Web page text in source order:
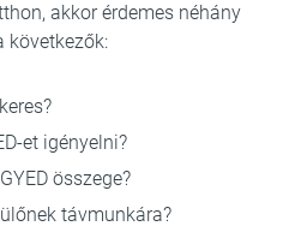
akkor érdemes néhány
következők:
et igényelni?
összege?
távmunkára?